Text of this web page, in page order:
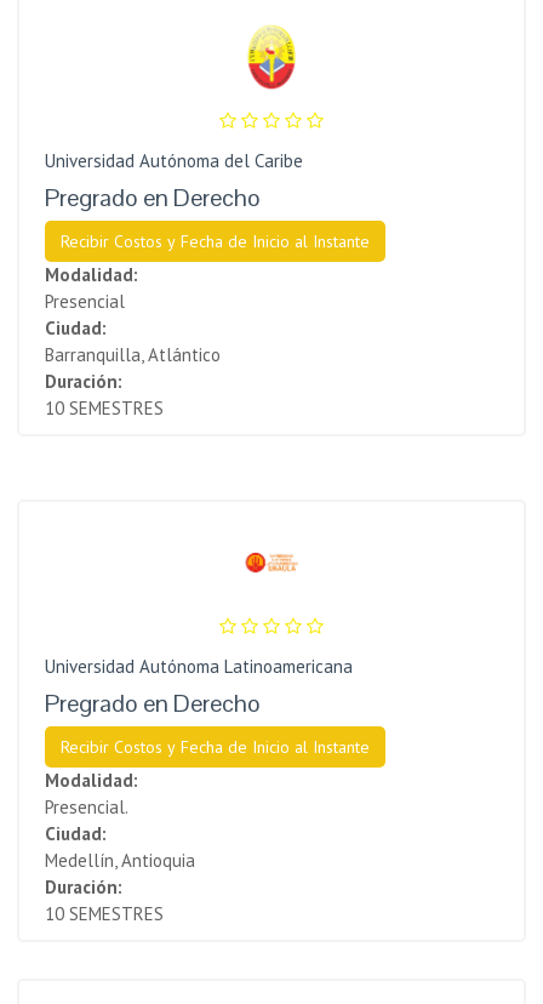
Universidad Autónoma del Caribe
Pregrado en Derecho
Recibir Costos y Fecha de Inicio al Instante
Modalidad:
Presencial
Ciudad:
Barranquilla, Atlántico
Duración:
10 SEMESTRES
Universidad Autónoma Latinoamericana
Pregrado en Derecho
Recibir Costos y Fecha de Inicio al Instante
Modalidad:
Presencial.
Ciudad:
Medellín, Antioquia
Duración:
10 SEMESTRES